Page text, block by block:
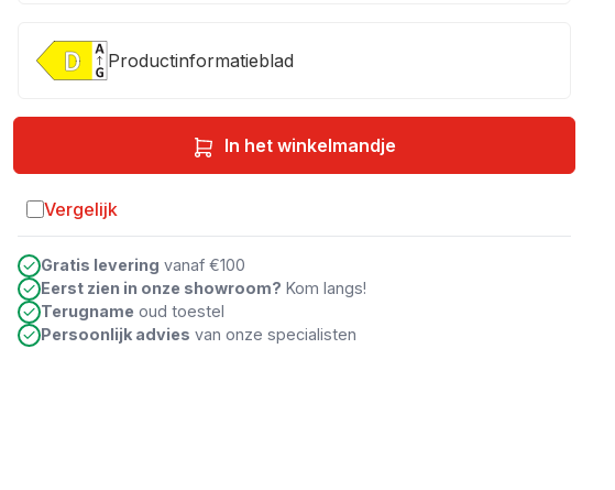
Productinformatieblad
In het winkelmandje
Vergelijk
Toevoegen aan vergelijking
Gratis levering vanaf €100
Eerst zien in onze showroom? Kom langs!
Terugname oud toestel
Persoonlijk advies van onze specialisten